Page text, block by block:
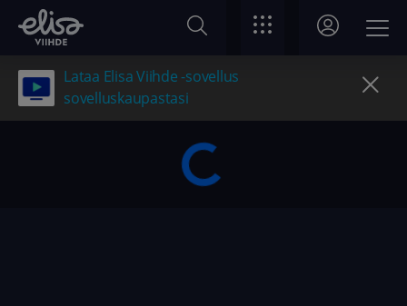
Lataa Elisa Viihde -sovellus
sovelluskaupastasi